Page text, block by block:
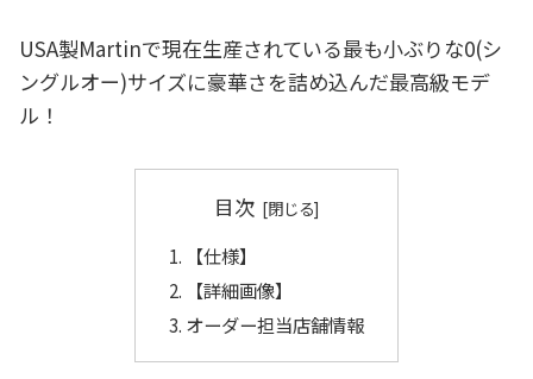
USA製Martinで現在生産されている最も小ぶりな0(シ
ングルオー)サイズに豪華さを詰め込んだ最高級モデ
ル！
目次
【仕様】
【詳細画像】
オーダー担当店舗情報